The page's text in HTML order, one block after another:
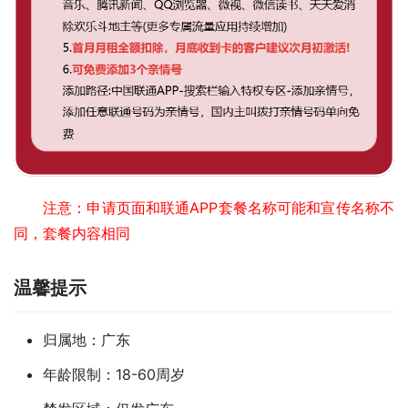
注意：申请页面和联通APP套餐名称可能和宣传名称不
同，套餐内容相同
温馨提示
归属地：广东
年龄限制：18-60周岁